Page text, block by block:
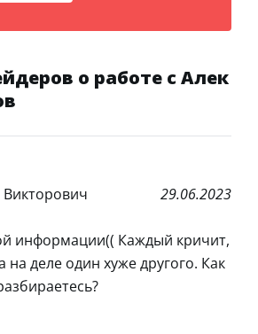
о работе с Алек
29.06.2023
информации(( Каждый кричит,
на деле один хуже другого. Как